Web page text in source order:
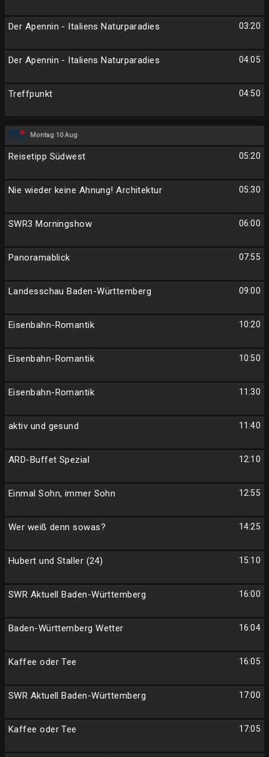
03:20
Der Apennin - Italiens Naturparadies
04:05
Der Apennin - Italiens Naturparadies
04:50
Treffpunkt
Montag 10 Aug
05:20
Reisetipp Südwest
05:30
Nie wieder keine Ahnung! Architektur
06:00
SWR3 Morningshow
07:55
Panoramablick
09:00
Landesschau Baden-Württemberg
10:20
Eisenbahn-Romantik
10:50
Eisenbahn-Romantik
11:30
Eisenbahn-Romantik
11:40
aktiv und gesund
12:10
ARD-Buffet Spezial
12:55
Einmal Sohn, immer Sohn
14:25
Wer weiß denn sowas?
15:10
Hubert und Staller (24)
16:00
SWR Aktuell Baden-Württemberg
16:04
Baden-Württemberg Wetter
16:05
Kaffee oder Tee
17:00
SWR Aktuell Baden-Württemberg
17:05
Kaffee oder Tee